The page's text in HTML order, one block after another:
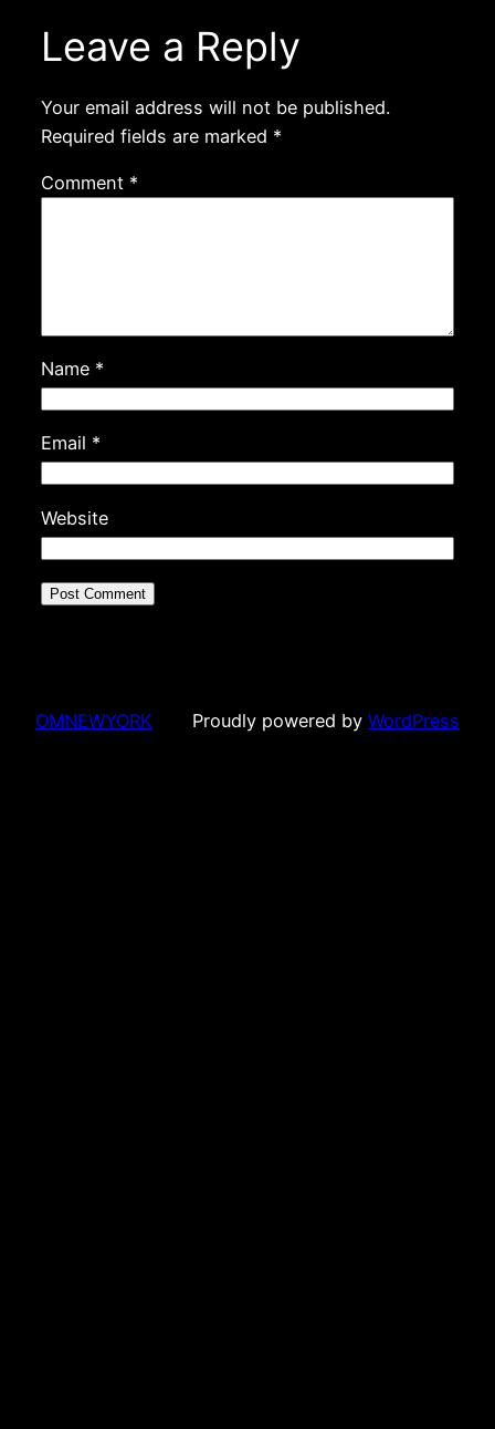
Leave a Reply
Your email address will not be published.
Required fields are marked *
Comment *
Name *
Email *
Website
OMNEWYORK Proudly powered by WordPress